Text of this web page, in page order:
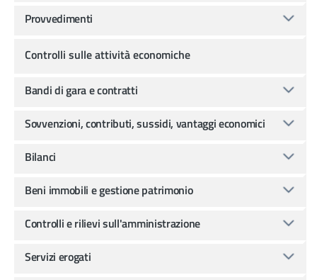
Provvedimenti
Controlli sulle attività economiche
Bandi di gara e contratti
Sovvenzioni, contributi, sussidi, vantaggi economici
Bilanci
Beni immobili e gestione patrimonio
Controlli e rilievi sull'amministrazione
Servizi erogati